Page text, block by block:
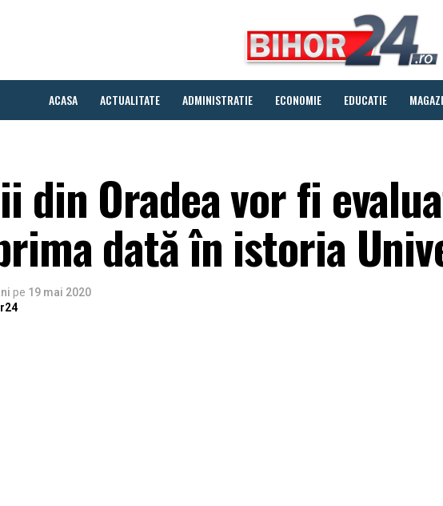
ACASA ACTUALITATE ADMINISTRATIE ECONOMIE EDUCATIE
din Oradea vor fi
dată în istoria
pe 19 mai 2020